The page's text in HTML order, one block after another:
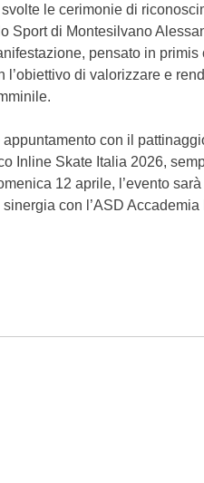
le cerimonie di
Sport di Montesilvano
pensato in primis
di valorizzare e
con il
Inline Skate Italia 2026,
12 aprile, l’evento
con l’ASD